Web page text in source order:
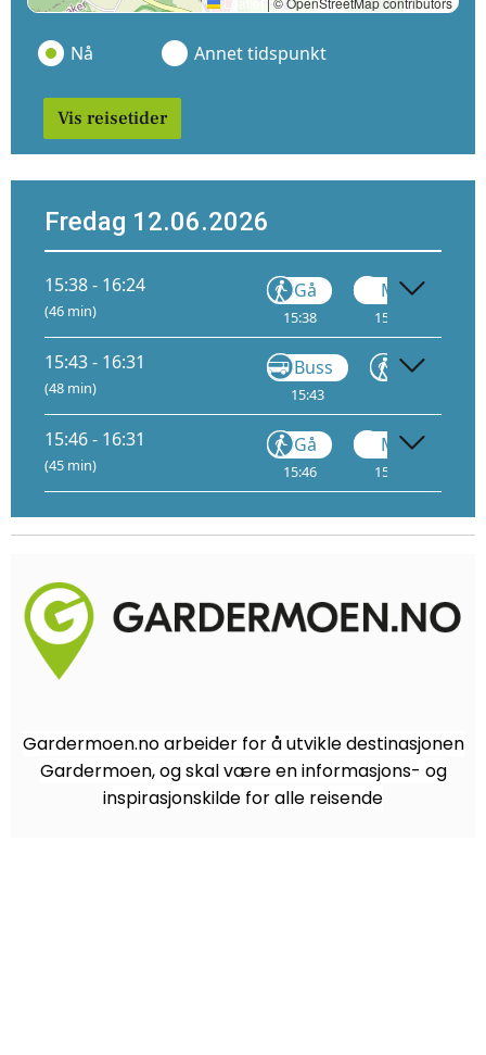
Nå Annet tidspunkt
Vis reisetider
Fredag 12.06.2026
15:38 - 16:24
(46 min)
Gå
15:38
Metro
15:47
15:43 - 16:31
(48 min)
Buss
15:43
Gå
15:46 - 16:31
(45 min)
Gå
15:46
Metro
15:55
Gardermoen.no arbeider for å utvikle destinasjonen
Gardermoen, og skal være en informasjons- og
inspirasjonskilde for alle reisende